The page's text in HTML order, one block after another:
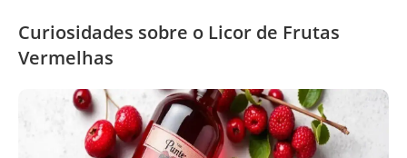
Curiosidades sobre o Licor de Frutas
Vermelhas